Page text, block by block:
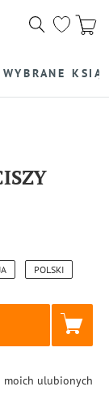
WYBRANE
POLSKI
moich ulubionych